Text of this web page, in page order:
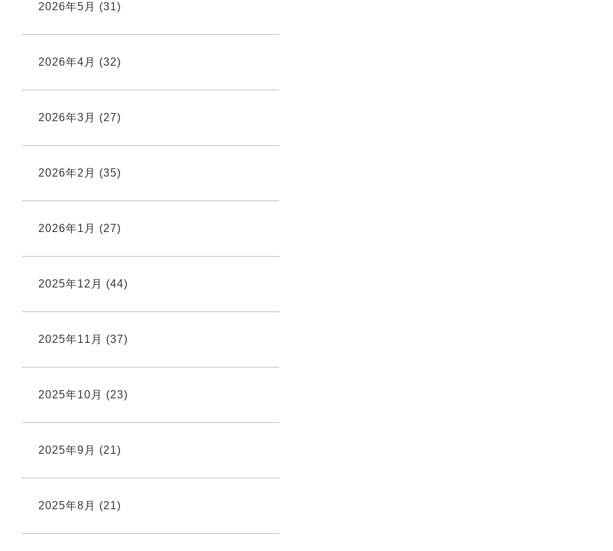
2026年5月 (31)
2026年4月 (32)
2026年3月 (27)
2026年2月 (35)
2026年1月 (27)
2025年12月 (44)
2025年11月 (37)
2025年10月 (23)
2025年9月 (21)
2025年8月 (21)